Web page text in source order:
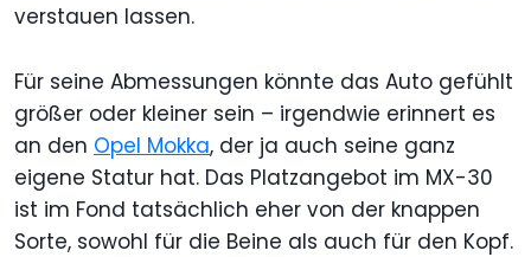
verstauen lassen.
Für seine Abmessungen könnte das Auto gefühlt
größer oder kleiner sein – irgendwie erinnert es
an den Opel Mokka, der ja auch seine ganz
eigene Statur hat. Das Platzangebot im MX-30
ist im Fond tatsächlich eher von der knappen
Sorte, sowohl für die Beine als auch für den Kopf.